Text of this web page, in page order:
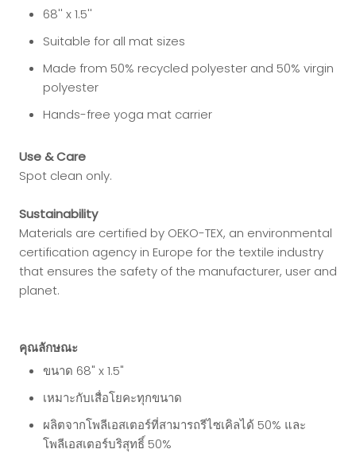
68'' x 1.5''
Suitable for all mat sizes
Made from 50% recycled polyester and 50% virgin
polyester
Hands-free yoga mat carrier
Use & Care
Spot clean only.
Sustainability
Materials are certified by OEKO-TEX, an environmental
certification agency in Europe for the textile industry
that ensures the safety of the manufacturer, user and
planet.
คุณลักษณะ
ขนาด 68" x 1.5"
เหมาะกับเสื่อโยคะทุกขนาด
ผลิตจากโพลีเอสเตอร์ที่สามารถรีไซเคิลได้ 50% และ
โพลีเอสเตอร์บริสุทธิ์ 50%